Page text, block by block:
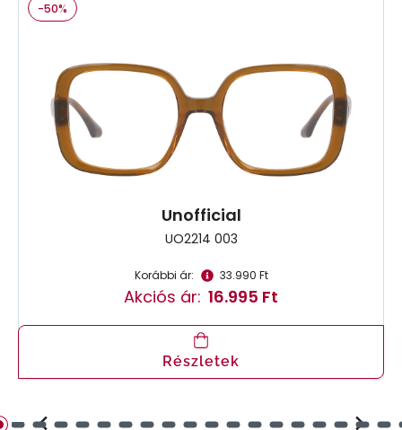
-50%
Unofficial
UO2214 003
Korábbi ár: 33.990 Ft
Akciós ár: 16.995 Ft
Részletek